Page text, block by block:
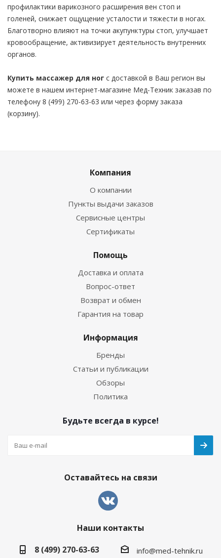
профилактики варикозного расширения вен стоп и
голеней, снижает ощущение усталости и тяжести в ногах.
Благотворно влияют на точки акупунктуры стоп, улучшает
кровообращение, активизирует деятельность внутренних
органов.
Купить массажер для ног с доставкой в Ваш регион вы
можете в нашем интернет-магазине Мед-Техник заказав по
телефону 8 (499) 270-63-63 или через форму заказа
(корзину).
Компания
О компании
Пункты выдачи заказов
Сервисные центры
Сертификаты
Помощь
Доставка и оплата
Вопрос-ответ
Возврат и обмен
Гарантия на товар
Информация
Бренды
Статьи и публикации
Обзоры
Политика
Будьте всегда в курсе!
Оставайтесь на связи
Наши контакты
8 (499) 270-63-63
info@med-tehnik.ru